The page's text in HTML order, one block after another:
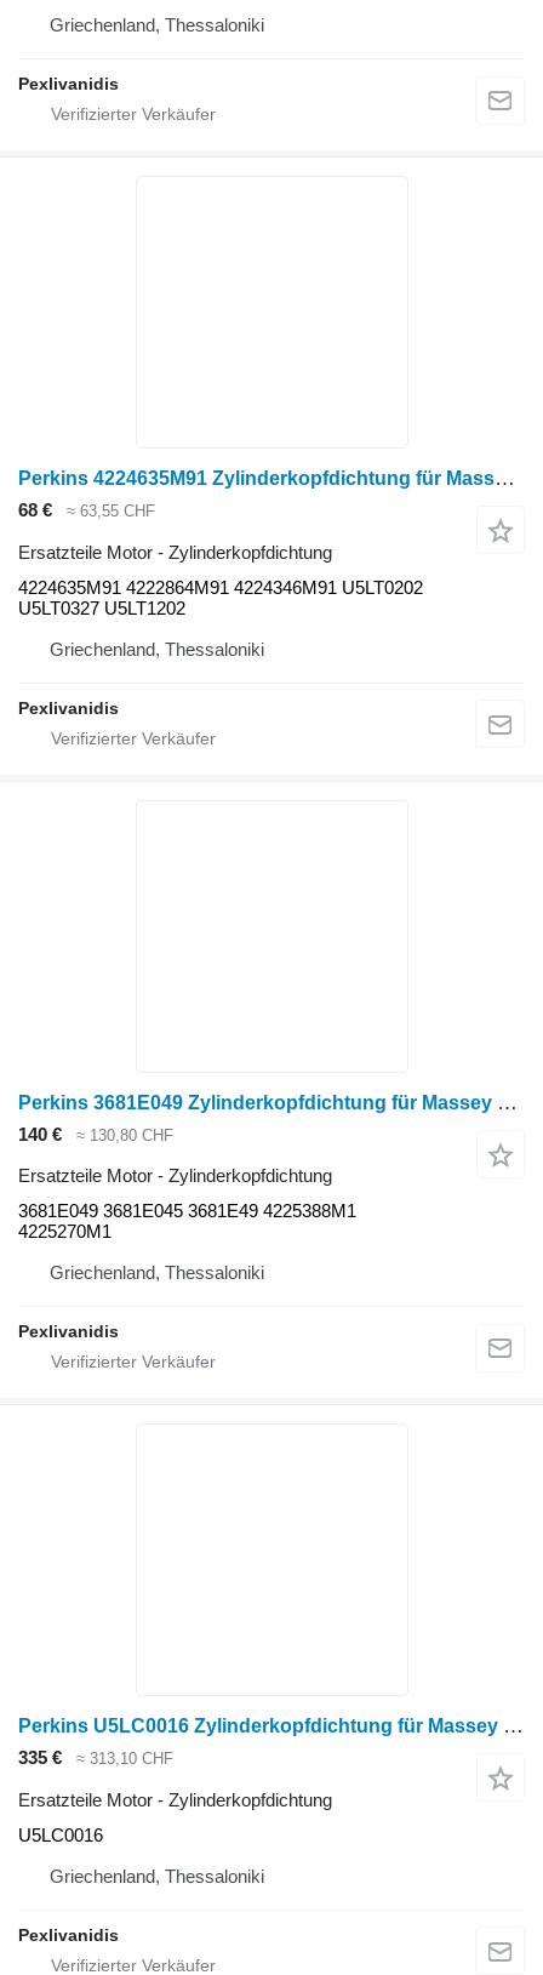
Griechenland, Thessaloniki
Pexlivanidis
Perkins 4224635M91 Zylinderkopfdichtung für Massey Ferguson Radtraktor
68 € ≈ 63,55 CHF
Ersatzteile Motor - Zylinderkopfdichtung
4224635M91 4222864M91 4224346M91 U5LT0202
U5LT0327 U5LT1202
Griechenland, Thessaloniki
Pexlivanidis
Perkins 3681E049 Zylinderkopfdichtung für Massey Ferguson Radtraktor
140 € ≈ 130,80 CHF
Ersatzteile Motor - Zylinderkopfdichtung
3681E049 3681E045 3681E49 4225388M1
4225270M1
Griechenland, Thessaloniki
Pexlivanidis
Perkins U5LC0016 Zylinderkopfdichtung für Massey Ferguson Radtraktor
335 € ≈ 313,10 CHF
Ersatzteile Motor - Zylinderkopfdichtung
U5LC0016
Griechenland, Thessaloniki
Pexlivanidis